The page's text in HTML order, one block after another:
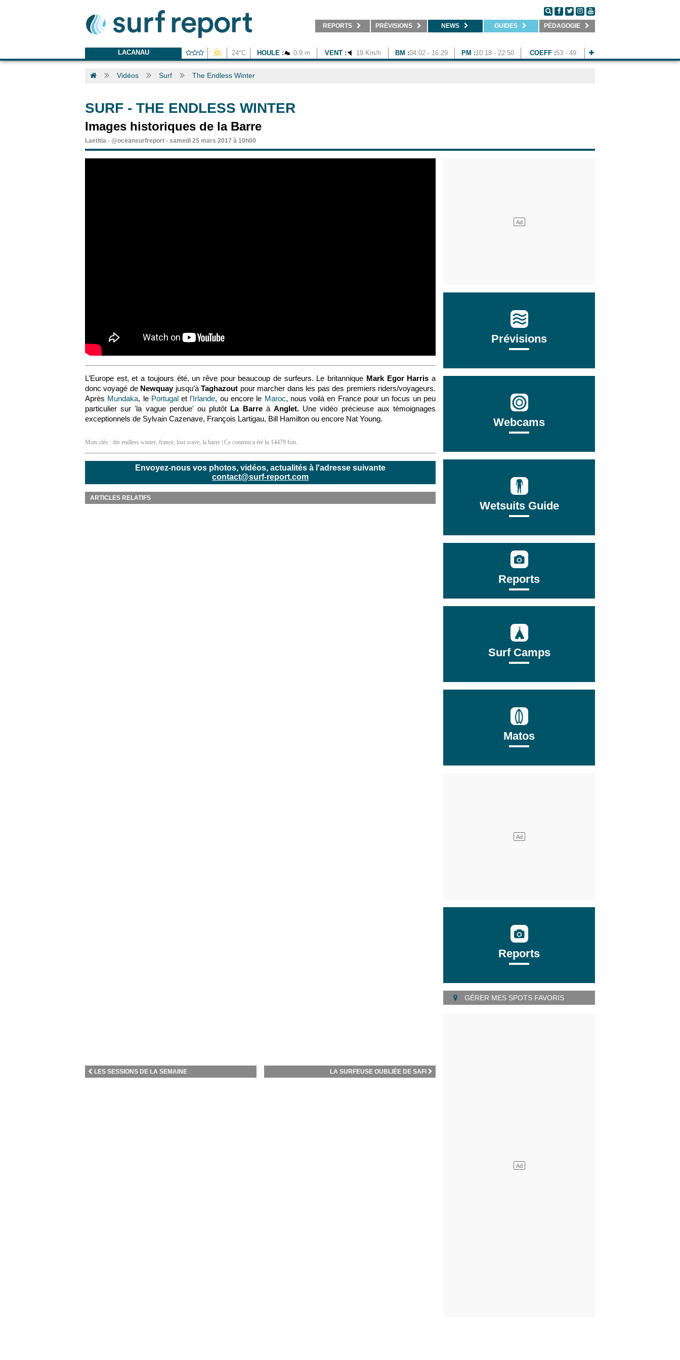
REPORTS PRÉVISIONS NEWS GUIDES PÉDAGOGIE
LACANAU 24°C HOULE : 0.9 m VENT : 19 Km/h BM :04:02 - 16:29 PM :10:18 - 22:50 COEFF :53 - 49
Vidéos Surf The Endless Winter
SURF - THE ENDLESS WINTER
Images historiques de la Barre
Laetitia - @oceansurfreport - samedi 25 mars 2017 à 10h00
L’Europe est, et a toujours été, un rêve pour beaucoup de surfeurs. Le britannique Mark Egor Harris a
donc voyagé de Newquayjusqu’àTaghazout pour marcher dans les pas des premiers riders/voyageurs.
Après Mundaka, le Portugalet l'Irlande, ou encore le Maroc, nous voilà en France pour un focus un peu
particulier sur 'la vague perdue' ou plutôt La BarreàAnglet. Une vidéo précieuse aux témoignages
exceptionnels de Sylvain Cazenave, François Lartigau, Bill Hamilton ou encore Nat Young.
Mots clés : the endless winter, france, lost wave, la barre | Ce contenu a été lu 14479 fois.
Envoyez-nous vos photos, vidéos, actualités à l'adresse suivante
contact@surf-report.com
ARTICLES RELATIFS
LA SURFEUSE OUBLIÉE DE SAFI
LES SESSIONS DE LA SEMAINE
Prévisions
Webcams
Wetsuits Guide
Reports
Surf Camps
Matos
Reports
GÉRER MES SPOTS FAVORIS